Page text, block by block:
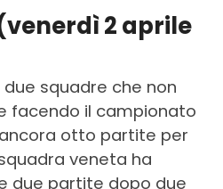
2 aprile
squadre che non
facendo il campionato
otto partite per
veneta ha
due partite dopo due